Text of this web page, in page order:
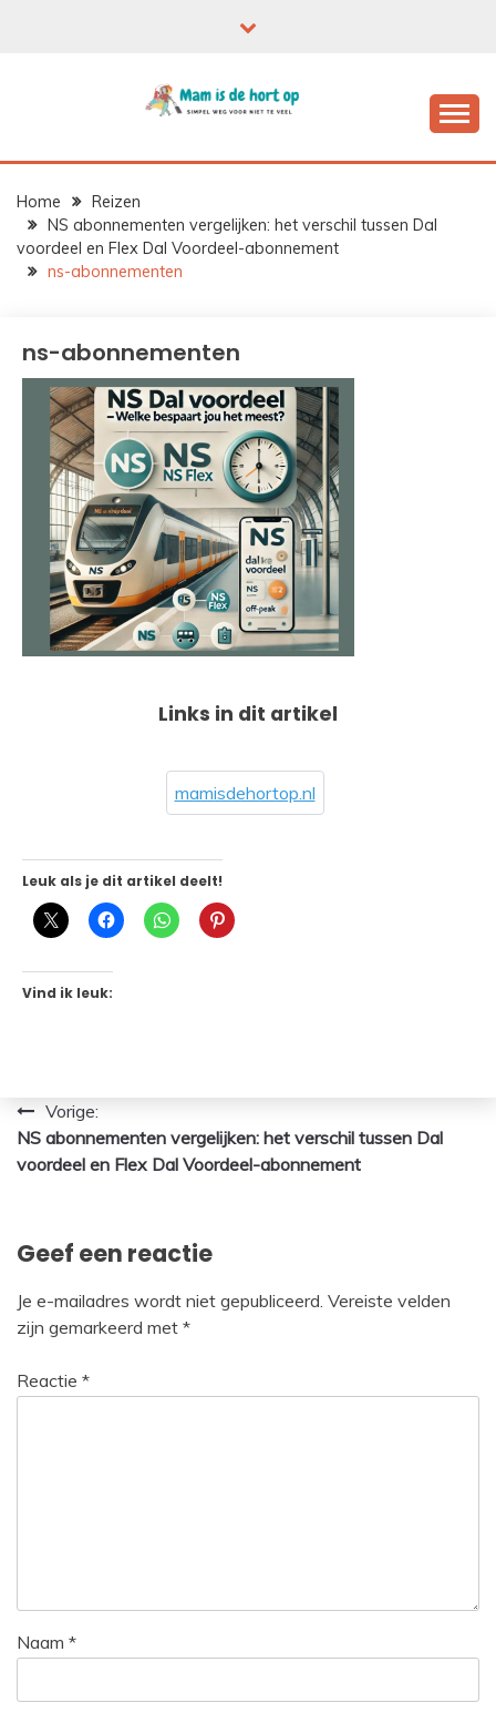
Home
Reizen
NS abonnementen vergelijken: het verschil tussen Dal
voordeel en Flex Dal Voordeel-abonnement
ns-abonnementen
ns-abonnementen
Links in dit artikel
mamisdehortop.nl
Leuk als je dit artikel deelt!
Vind ik leuk:
Bericht
navigatie
Vorige:
NS abonnementen vergelijken: het verschil tussen Dal
voordeel en Flex Dal Voordeel-abonnement
Geef een reactie
Je e-mailadres wordt niet gepubliceerd. Vereiste velden
zijn gemarkeerd met *
Reactie *
Naam *